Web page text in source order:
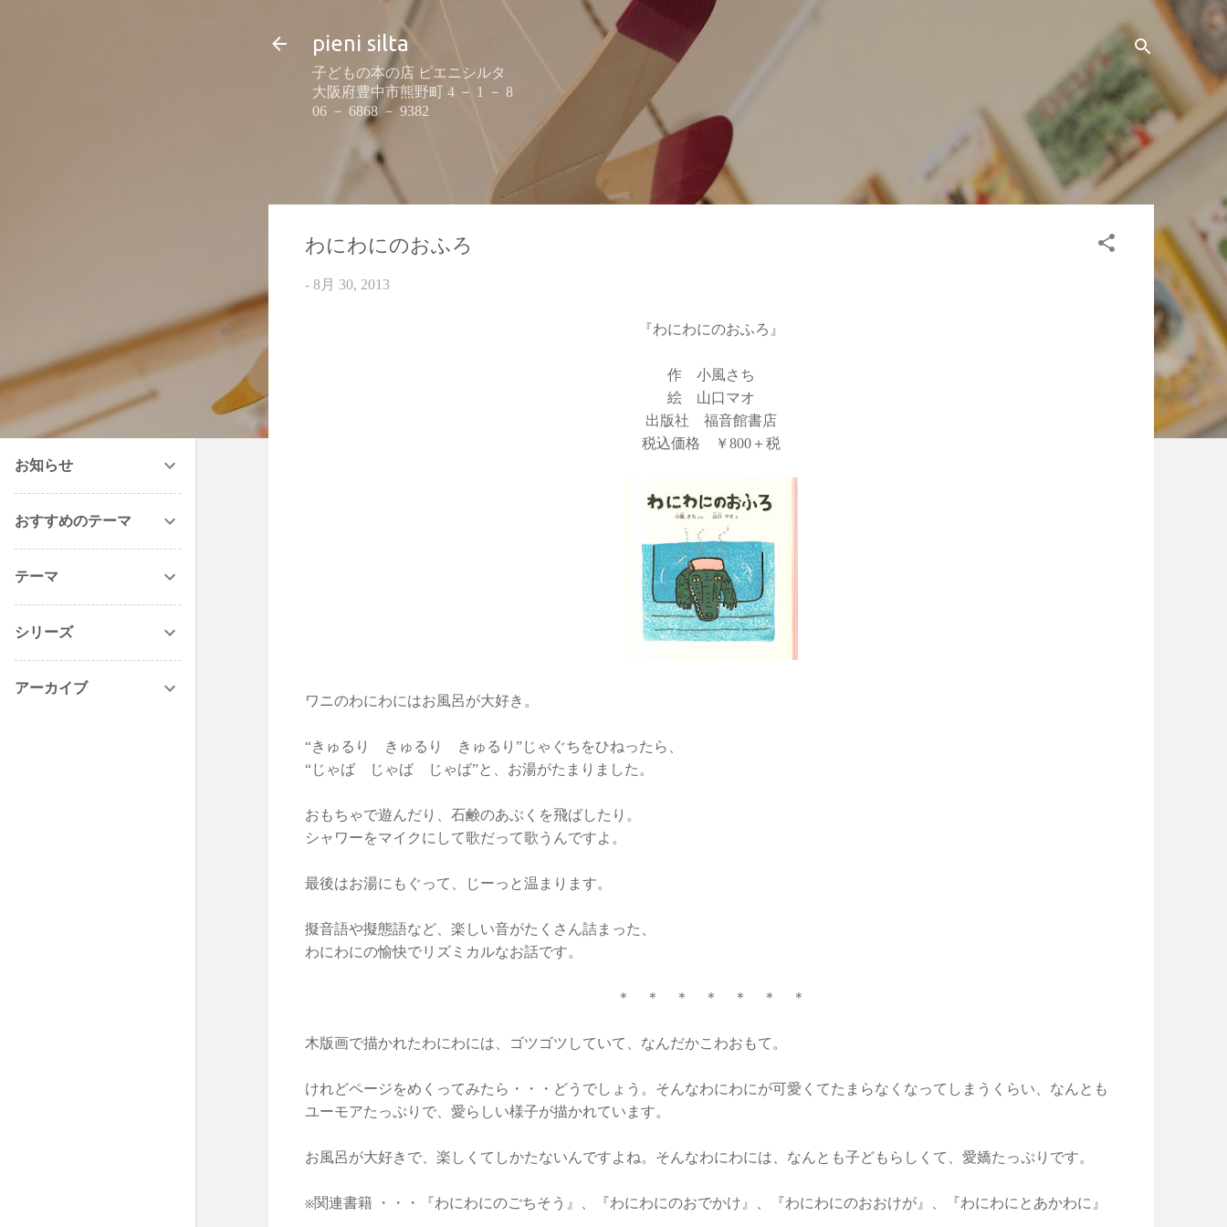
スキップしてメイン コンテンツに移動
pieni silta
子どもの本の店 ピエニシルタ
大阪府豊中市熊野町 4 － 1 － 8
06 － 6868 － 9382
わにわにのおふろ
- 8月 30, 2013
『わにわにのおふろ』
作 小風さち
絵 山口マオ
出版社 福音館書店
税込価格 ￥800＋税
ワニのわにわにはお風呂が大好き。
“きゅるり きゅるり きゅるり”じゃぐちをひねったら、
“じゃば じゃば じゃば”と、お湯がたまりました。
おもちゃで遊んだり、石鹸のあぶくを飛ばしたり。
シャワーをマイクにして歌だって歌うんですよ。
最後はお湯にもぐって、じーっと温まります。
擬音語や擬態語など、楽しい音がたくさん詰まった、
わにわにの愉快でリズミカルなお話です。
＊ ＊ ＊ ＊ ＊ ＊ ＊
木版画で描かれたわにわには、ゴツゴツしていて、なんだかこわおもて。
けれどページをめくってみたら・・・どうでしょう。そんなわにわにが可愛くてたまらなくなってしまうくらい、なんとも
ユーモアたっぷりで、愛らしい様子が描かれています。
お風呂が大好きで、楽しくてしかたないんですよね。そんなわにわには、なんとも子どもらしくて、愛嬌たっぷりです。
※関連書籍 ・・・『わにわにのごちそう』、『わにわにのおでかけ』、『わにわにのおおけが』、『わにわにとあかわに』
お知らせ
おすすめのテーマ
テーマ
シリーズ
アーカイブ